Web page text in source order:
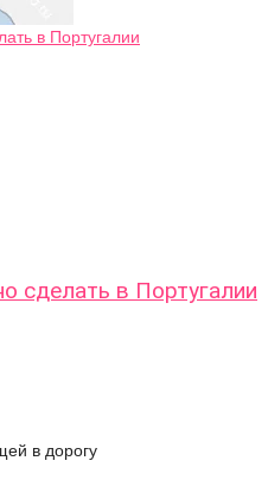
сделать в Португалии
в дорогу